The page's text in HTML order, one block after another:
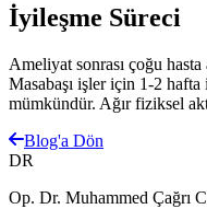
İyileşme Süreci
Ameliyat sonrası çoğu
Masabaşı işler için 1-2 hafta
mümkündür. Ağır fiziksel
Blog'a Dön
DR
Op. Dr. Muhammed Çağrı